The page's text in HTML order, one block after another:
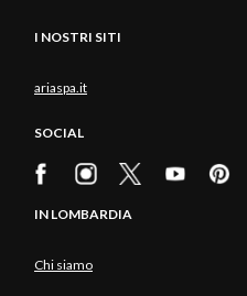
I NOSTRI SITI
ariaspa.it
SOCIAL
IN LOMBARDIA
Chi siamo